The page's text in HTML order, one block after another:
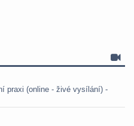
praxi (online - živé vysílání) -